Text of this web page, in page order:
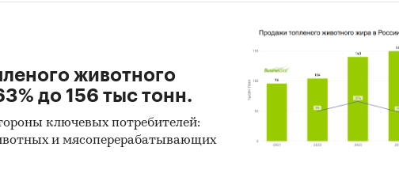
животного
до 156 тыс тонн.
ключевых потребителей:
и мясоперерабатывающих